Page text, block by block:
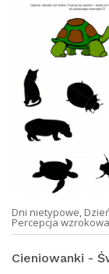
Dni nietypowe,
Percepcja wzrokowa